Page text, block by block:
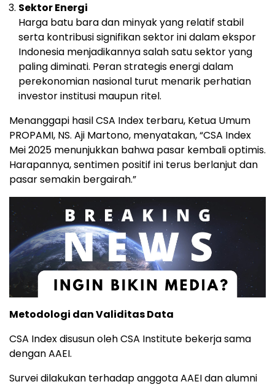
SektorEnergi
Harga batu baradan minyakyang relatif stabil
serta kontribusisignifikansektorinidalamekspor
Indonesia menjadikannyasalahsatusektoryang
palingdiminati. Peranstrategisenergidalam
perekonomian nasional turut menarik perhatian
investorinstitusi maupun ritel.
Menanggapi hasilCSA Index terbaru, Ketua Umum
PROPAMI, NS. Aji Martono, menyatakan, “CSA Index
Mei2025 menunjukkan bahwa pasar kembalioptimis.
Harapannya,sentimen positif ini terus berlanjut dan
pasarsemakin bergairah.”
Metodologi danValiditasData
CSA IndexdisusunolehCSA Institute bekerjasama
denganAAEI.
Surveidilakukan terhadapanggotaAAEIdanalumni